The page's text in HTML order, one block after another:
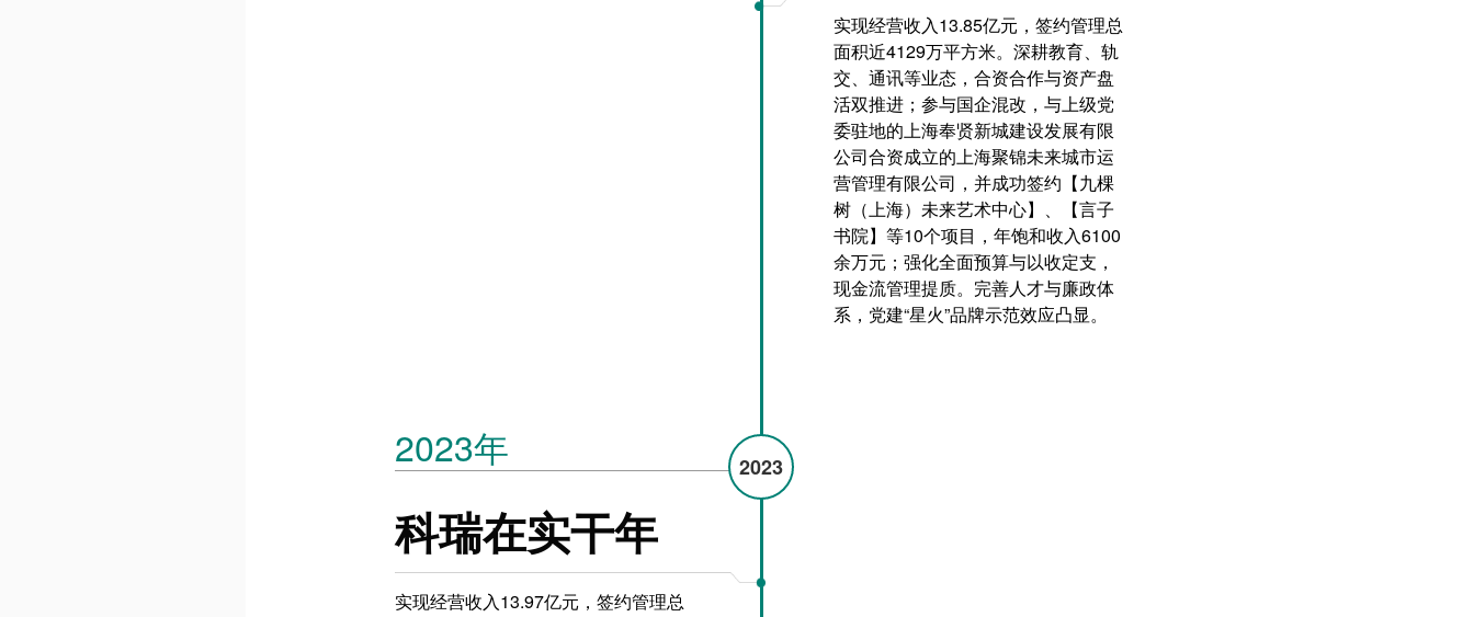
实现经营收入13.85亿元，签约管理总
面积近4129万平方米。深耕教育、轨
交、通讯等业态，合资合作与资产盘
活双推进；参与国企混改，与上级党
委驻地的上海奉贤新城建设发展有限
公司合资成立的上海聚锦未来城市运
营管理有限公司，并成功签约【九棵
树（上海）未来艺术中心】、【言子
书院】等10个项目，年饱和收入6100
余万元；强化全面预算与以收定支，
现金流管理提质。完善人才与廉政体
系，党建“星火”品牌示范效应凸显。
2023
2023年
科瑞在实干年
实现经营收入13.97亿元，签约管理总